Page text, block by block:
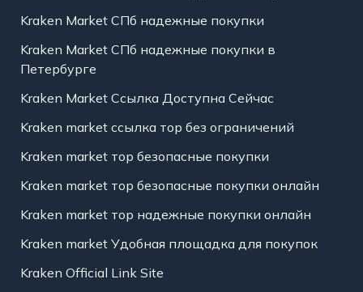
Kraken Market СПб надежные покупки
Kraken Market СПб надежные покупки в
Петербурге
Kraken Market Ссылка Доступна Сейчас
Kraken market ссылка тор без ограничений
Kraken market тор безопасные покупки
Kraken market тор безопасные покупки онлайн
Kraken market тор надежные покупки онлайн
Kraken market Удобная площадка для покупок
Kraken Official Link Site